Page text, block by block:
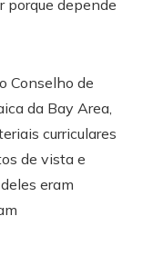
porque depende
Conselho de
da Bay Area,
curriculares
de vista e
eram